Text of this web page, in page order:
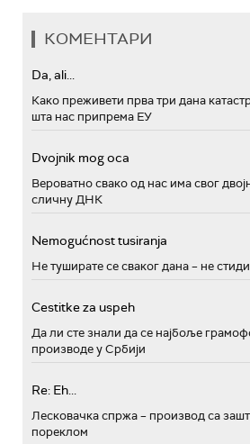
КОМЕНТАРИ
Da, ali...
Како преживети прва три дана
шта нас припрема ЕУ
Dvojnik mog oca
Вероватно свако од нас има свог
сличну ДНК
Nemogućnost tusiranja
Не туширате се сваког дана – не
Cestitke za uspeh
Да ли сте знали да се најбоље
производе у Србији
Re: Eh...
Лесковачка спржа – производ са
пореклом